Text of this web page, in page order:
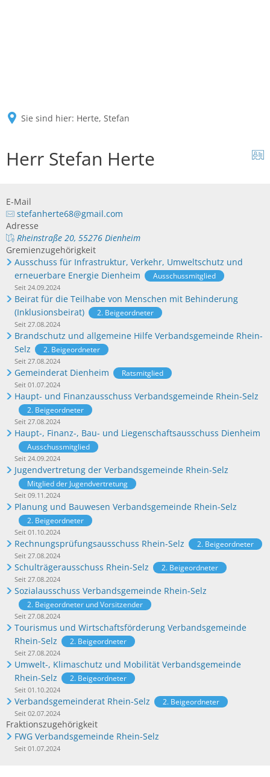
Sie sind hier: Herte, Stefan
Herr Stefan Herte
E-Mail
stefanherte68@gmail.com
Adresse
Rheinstraße 20, 55276 Dienheim
Gremienzugehörigkeit
Ausschuss für Infrastruktur, Verkehr, Umweltschutz und
erneuerbare Energie Dienheim
Ausschussmitglied
Seit 24.09.2024
Beirat für die Teilhabe von Menschen mit Behinderung
(Inklusionsbeirat)
2. Beigeordneter
Seit 27.08.2024
Brandschutz und allgemeine Hilfe Verbandsgemeinde Rhein-
Selz
2. Beigeordneter
Seit 27.08.2024
Gemeinderat Dienheim Ratsmitglied
Seit 01.07.2024
Haupt- und Finanzausschuss Verbandsgemeinde Rhein-Selz
2. Beigeordneter
Seit 27.08.2024
Haupt-, Finanz-, Bau- und Liegenschaftsausschuss Dienheim
Ausschussmitglied
Seit 24.09.2024
Jugendvertretung der Verbandsgemeinde Rhein-Selz
Mitglied der Jugendvertretung
Seit 09.11.2024
Planung und Bauwesen Verbandsgemeinde Rhein-Selz
2. Beigeordneter
Seit 01.10.2024
Rechnungsprüfungsausschuss Rhein-Selz 2. Beigeordneter
Seit 27.08.2024
Schulträgerausschuss Rhein-Selz 2. Beigeordneter
Seit 27.08.2024
Sozialausschuss Verbandsgemeinde Rhein-Selz
2. Beigeordneter und Vorsitzender
Seit 27.08.2024
Tourismus und Wirtschaftsförderung Verbandsgemeinde
Rhein-Selz
2. Beigeordneter
Seit 27.08.2024
Umwelt-, Klimaschutz und Mobilität Verbandsgemeinde
Rhein-Selz
2. Beigeordneter
Seit 01.10.2024
Verbandsgemeinderat Rhein-Selz 2. Beigeordneter
Seit 02.07.2024
Fraktionszugehörigkeit
FWG Verbandsgemeinde Rhein-Selz
Seit 01.07.2024